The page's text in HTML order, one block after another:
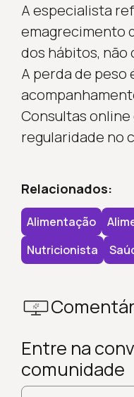
A especialista
emagrecimento
dos hábitos, não
A perda de peso
Consultas
regularidade no
Relacionados:
Alimentação
Nutricionista
Entre na
comunidade